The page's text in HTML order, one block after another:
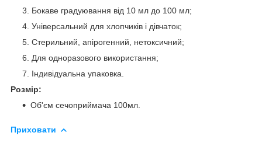
Бокаве градуювання від 10 мл до 100 мл;
Універсальний для хлопчиків і дівчаток;
Стерильний, апірогенний, нетоксичний;
Для одноразового використання;
Індивідуальна упаковка.
Розмір:
Об'єм сечоприймача 100мл.
Приховати